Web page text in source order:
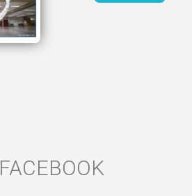
FACEBOOK